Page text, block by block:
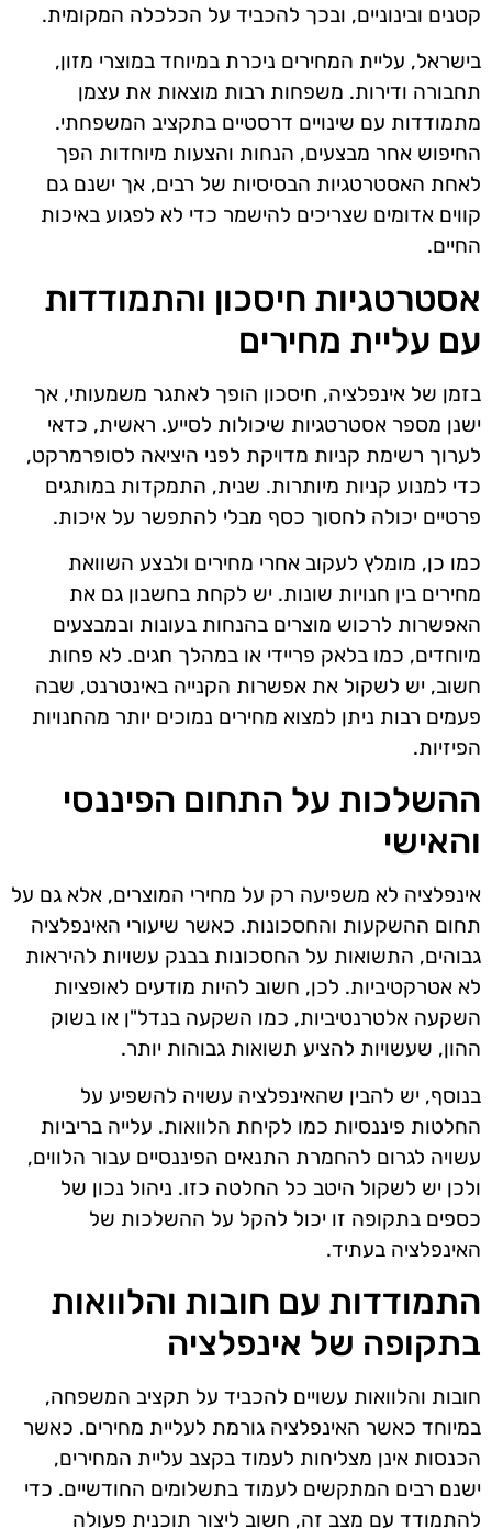
קטנים ובינוניים, ובכך להכביד על הכלכלה המקומית.
בישראל, עליית המחירים ניכרת במיוחד במוצרי מזון,
תחבורה ודירות. משפחות רבות מוצאות את עצמן
מתמודדות עם שינויים דרסטיים בתקציב המשפחתי.
החיפוש אחר מבצעים, הנחות והצעות מיוחדות הפך
לאחת האסטרטגיות הבסיסיות של רבים, אך ישנם גם
קווים אדומים שצריכים להישמר כדי לא לפגוע באיכות
החיים.
אסטרטגיות חיסכון והתמודדות
עם עליית מחירים
בזמן של אינפלציה, חיסכון הופך לאתגר משמעותי, אך
ישנן מספר אסטרטגיות שיכולות לסייע. ראשית, כדאי
לערוך רשימת קניות מדויקת לפני היציאה לסופרמרקט,
כדי למנוע קניות מיותרות. שנית, התמקדות במותגים
פרטיים יכולה לחסוך כסף מבלי להתפשר על איכות.
כמו כן, מומלץ לעקוב אחרי מחירים ולבצע השוואת
מחירים בין חנויות שונות. יש לקחת בחשבון גם את
האפשרות לרכוש מוצרים בהנחות בעונות ובמבצעים
מיוחדים, כמו בלאק פריידי או במהלך חגים. לא פחות
חשוב, יש לשקול את אפשרות הקנייה באינטרנט, שבה
פעמים רבות ניתן למצוא מחירים נמוכים יותר מהחנויות
הפיזיות.
ההשלכות על התחום הפיננסי
והאישי
אינפלציה לא משפיעה רק על מחירי המוצרים, אלא גם על
תחום ההשקעות והחסכונות. כאשר שיעורי האינפלציה
גבוהים, התשואות על החסכונות בבנק עשויות להיראות
לא אטרקטיביות. לכן, חשוב להיות מודעים לאופציות
השקעה אלטרנטיביות, כמו השקעה בנדל"ן או בשוק
ההון, שעשויות להציע תשואות גבוהות יותר.
בנוסף, יש להבין שהאינפלציה עשויה להשפיע על
החלטות פיננסיות כמו לקיחת הלוואות. עלייה בריביות
עשויה לגרום להחמרת התנאים הפיננסיים עבור הלווים,
ולכן יש לשקול היטב כל החלטה כזו. ניהול נכון של
כספים בתקופה זו יכול להקל על ההשלכות של
האינפלציה בעתיד.
התמודדות עם חובות והלוואות
בתקופה של אינפלציה
חובות והלוואות עשויים להכביד על תקציב המשפחה,
במיוחד כאשר האינפלציה גורמת לעליית מחירים. כאשר
הכנסות אינן מצליחות לעמוד בקצב עליית המחירים,
ישנם רבים המתקשים לעמוד בתשלומים החודשיים. כדי
להתמודד עם מצב זה, חשוב ליצור תוכנית פעולה